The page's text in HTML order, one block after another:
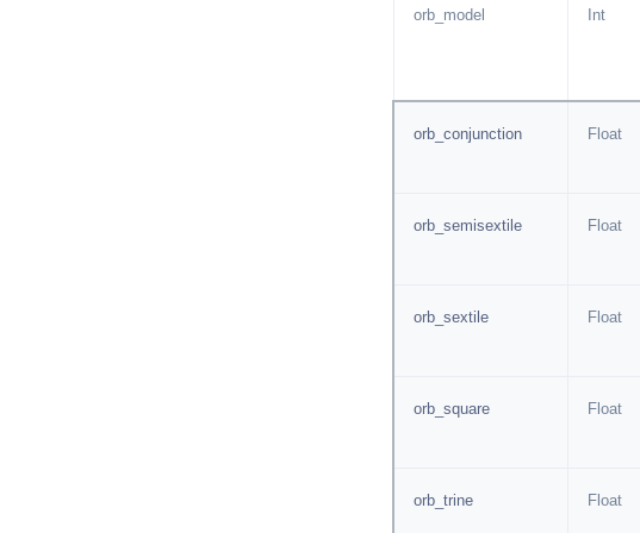
orb_model Int
orb_conjunction Float
orb_semisextile Float
orb_sextile Float
orb_square Float
orb_trine Float